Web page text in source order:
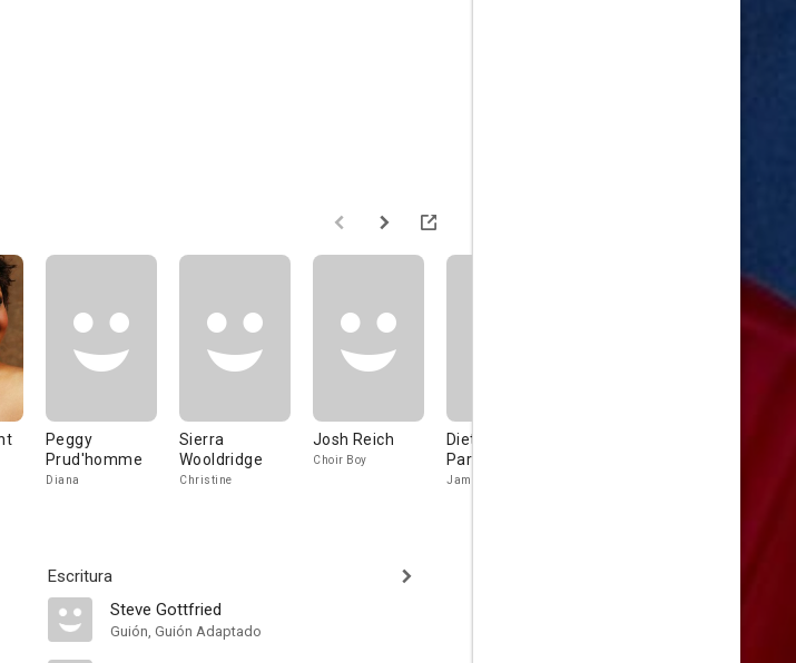
Peggy
Prud'homme
Diana
Sierra
Wooldridge
Christine
Josh Reich
Choir Boy
Dieter Lische-
Parkes
Jamal
Escritura
Steve Gottfried
Guión, Guión Adaptado